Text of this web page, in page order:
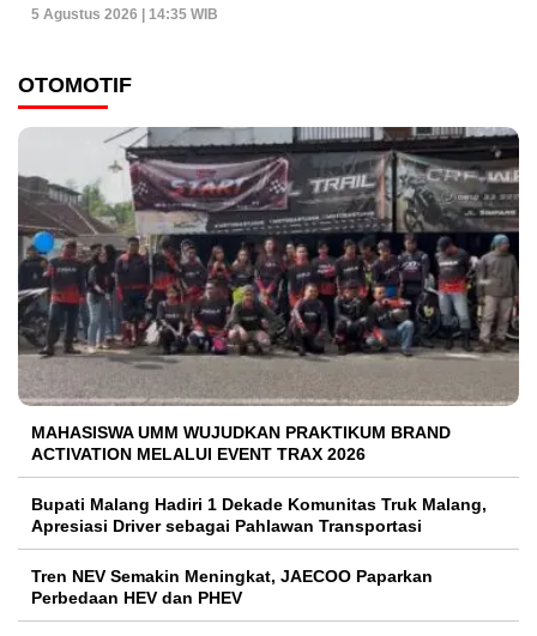
5 Agustus 2026 | 14:35 WIB
OTOMOTIF
MAHASISWA UMM WUJUDKAN PRAKTIKUM BRAND
ACTIVATION MELALUI EVENT TRAX 2026
Bupati Malang Hadiri 1 Dekade Komunitas Truk Malang,
Apresiasi Driver sebagai Pahlawan Transportasi
Tren NEV Semakin Meningkat, JAECOO Paparkan
Perbedaan HEV dan PHEV